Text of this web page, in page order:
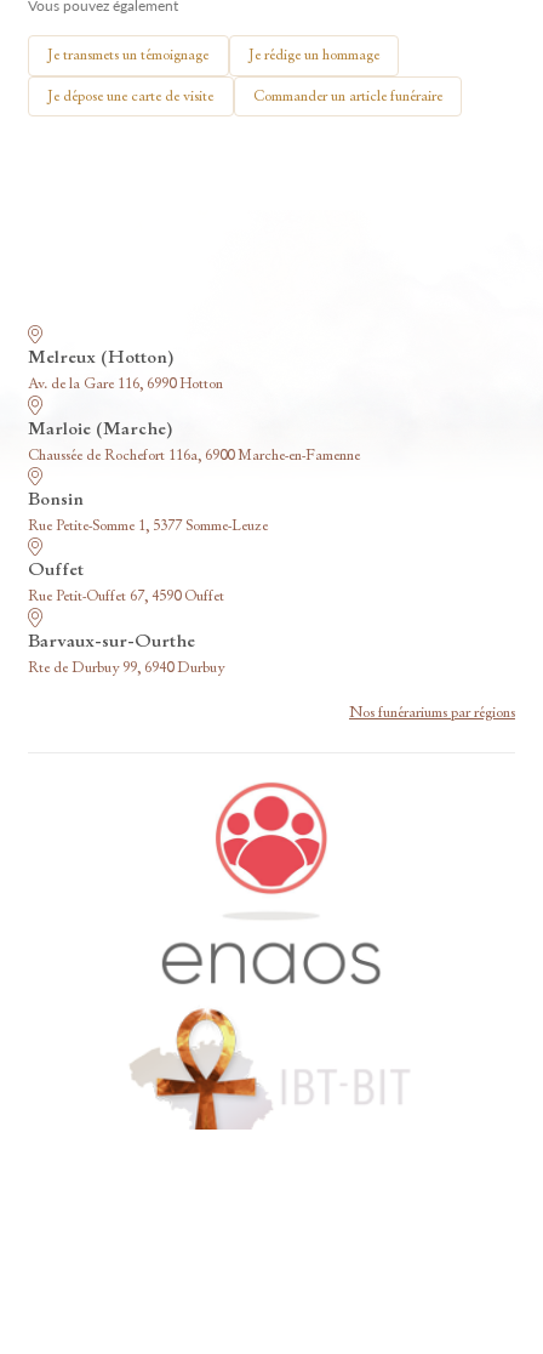
Vous pouvez également
Je transmets un témoignage Je rédige un hommage
Je dépose une carte de visite Commander un article funéraire
Melreux (Hotton)
Av. de la Gare 116, 6990 Hotton
Marloie (Marche)
Chaussée de Rochefort 116a, 6900 Marche-en-Famenne
Bonsin
Rue Petite-Somme 1, 5377 Somme-Leuze
Ouffet
Rue Petit-Ouffet 67, 4590 Ouffet
Barvaux-sur-Ourthe
Rte de Durbuy 99, 6940 Durbuy
Nos funérariums par régions